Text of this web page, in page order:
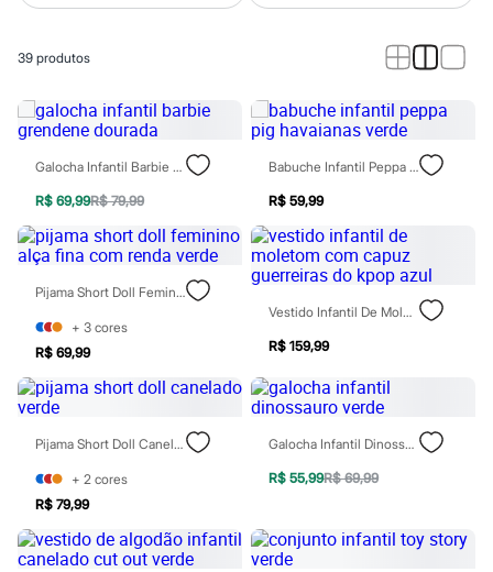
Calças
Jeans
Macacões
Saias
Shorts e Bermudas
Acessórios
Bolsas
Bonés e Chapéus
Bijoux
Cintos
Óculos
Relógios
Calçados
Botas
Chinelos
Rasteirinhas
Sandálias
Sapatilhas
Tênis
Marcas
City
Clock House
Mindset
Sawary
39 produtos
Galocha Infantil Barbie Grendene Dourada
R$ 69,99R$ 79,99
Babuche Infantil Peppa Pig Havaianas Verde
R$ 59,99
Pijama Short Doll Feminino Alça Fina Com Renda Verde
+ 3 cores
R$ 69,99
Vestido Infantil De Moletom Com Capuz Guerreiras Do Kpop Azul
R$ 159,99
Pijama Short Doll Canelado Verde
+ 2 cores
R$ 79,99
Galocha Infantil Dinossauro Verde
R$ 55,99R$ 69,99